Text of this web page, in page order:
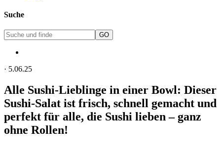
Suche
· 5.06.25
Alle Sushi-Lieblinge in einer Bowl: Dieser
Sushi-Salat ist frisch, schnell gemacht und
perfekt für alle, die Sushi lieben – ganz
ohne Rollen!